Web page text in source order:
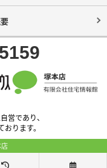
営であり、
ります。